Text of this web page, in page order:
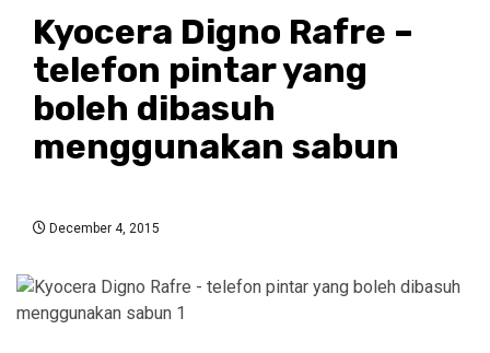
Kyocera Digno Rafre –
telefon pintar yang
boleh dibasuh
menggunakan sabun
December 4, 2015